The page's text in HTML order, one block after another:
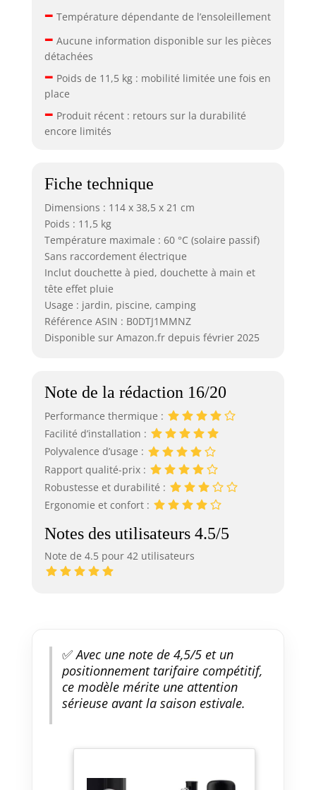
– Température dépendante de l’ensoleillement
– Aucune information disponible sur les pièces
détachées
– Poids de 11,5 kg : mobilité limitée une fois en
place
– Produit récent : retours sur la durabilité
encore limités
Fiche technique
Dimensions : 114 x 38,5 x 21 cm
Poids : 11,5 kg
Température maximale : 60 °C (solaire passif)
Sans raccordement électrique
Inclut douchette à pied, douchette à main et
tête effet pluie
Usage : jardin, piscine, camping
Référence ASIN : B0DTJ1MMNZ
Disponible sur Amazon.fr depuis février 2025
Note de la rédaction 16/20
Performance thermique :
Facilité d’installation :
Polyvalence d’usage :
Rapport qualité-prix :
Robustesse et durabilité :
Ergonomie et confort :
Notes des utilisateurs 4.5/5
Note de 4.5 pour 42 utilisateurs
✅Avec une note de 4,5/5 et un
positionnement tarifaire compétitif,
ce modèle mérite une attention
sérieuse avant la saison estivale.